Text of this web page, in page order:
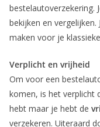
bestelautoverzekering.
bekijken en
maken voor je
Verplicht en vrijheid
Om voor een
komen, is het verplicht
hebt maar je hebt de
verzekeren. Uiteraard